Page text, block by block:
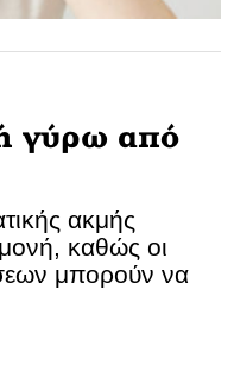
γύρω από
ακμής
καθώς οι
μπορούν να